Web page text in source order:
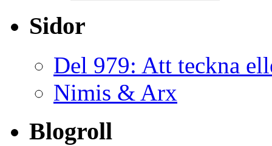
Sidor
Del 979: Att teckna
Nimis & Arx
Blogroll